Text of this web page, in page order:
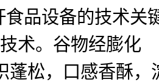
食品设备的技术关
术。谷物经膨化
蓬松，口感香酥